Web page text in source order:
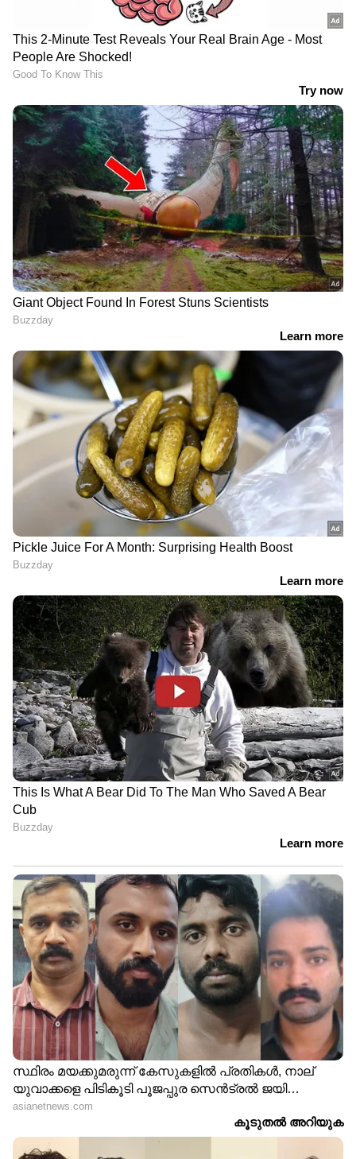
ഐപിഎല്‍ ചരിത്രത്തിലെ രണ്ടാമൻ
ഐപിഎൽ ചരിത്രത്തിൽ മൂന്നോ അതിൽ
കുറവോ ഓവറുകൾ എറിഞ്ഞ് 60-ലധികം
റൺസ് വഴങ്ങുന്ന രണ്ടാമത്തെ മാത്രം
ബൗളറാണ് കംബോജ്. 2025-ൽ
ആർസിബിക്കെതിരെ 3 ഓവറിൽ 65 റൺസ്
വഴങ്ങിയ ഖലീൽ അഹമ്മദാണ് ഈ പട്ടികയിൽ
5
9
Image Credit :ANI
ഏറ്റവും മോശം ഇക്കോണമി
ഐപിഎല്‍ ചരിത്രത്തില്‍ കുറഞ്ഞത് രണ്ടോ
അതില്‍ കൂടുതല്‍ ഓവറുകള്‍ എറിഞ്ഞ
ബൗളര്‍മാരില്‍ ഏറ്റവും മോശം
ഇക്കോണമിയുള്ള ബൗളറെന്ന നാണക്കേടും
കാംബോജിന്‍റെ തലയിലായി. 2.4 ഓവറില്‍ 63
റണ്‍സ് വഴങ്ങിയ കാംബോജിന്‍റെ ഇക്കോണമി
23.62 ആണ്. സണ്‍റൈസേഴ്സ്
താരമായിരുന്നപ്പോള്‍ ഡല്‍ഹി
ക്യാപിറ്റൽസിനെതിരെ രണ്ടോവറില്‍ 45 റണ്‍സ്
വഴങ്ങിയ വാഷിംഗ്ടണ്‍ സുന്ദറിന്‍റെ(ഇക്കോണമി
23.00) റെക്കോര്‍ഡാണ് കാംബോജിന്‍റെ
തലയിലായത്.
6